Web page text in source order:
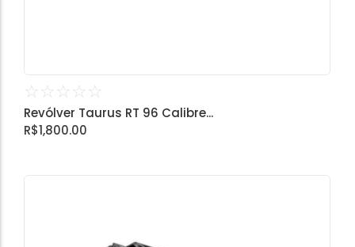
☆ ☆ ☆ ☆ ☆
Revólver Taurus RT 96 Calibre...
R$1,800.00